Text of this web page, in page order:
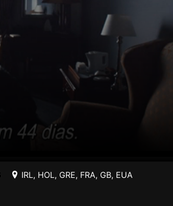
IRL, HOL, GRE, FRA, GB, EUA